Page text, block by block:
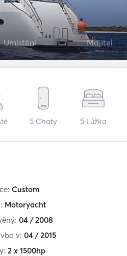
Umístění Majitel
5Chaty 5Lůžka
Custom
Motoryacht
04 / 2008
v:04 / 2015
2 x 1500hp